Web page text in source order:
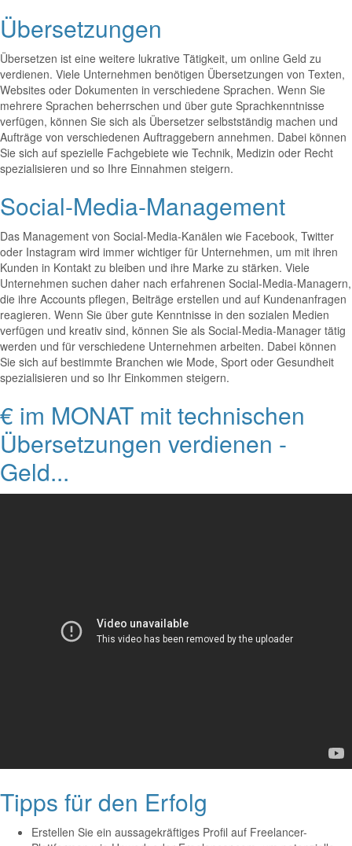
Übersetzungen
Übersetzen ist eine weitere lukrative Tätigkeit, um online Geld zu
verdienen. Viele Unternehmen benötigen Übersetzungen von Texten,
Websites oder Dokumenten in verschiedene Sprachen. Wenn Sie
mehrere Sprachen beherrschen und über gute Sprachkenntnisse
verfügen, können Sie sich als Übersetzer selbstständig machen und
Aufträge von verschiedenen Auftraggebern annehmen. Dabei können
Sie sich auf spezielle Fachgebiete wie Technik, Medizin oder Recht
spezialisieren und so Ihre Einnahmen steigern.
Social-Media-Management
Das Management von Social-Media-Kanälen wie Facebook, Twitter
oder Instagram wird immer wichtiger für Unternehmen, um mit ihren
Kunden in Kontakt zu bleiben und ihre Marke zu stärken. Viele
Unternehmen suchen daher nach erfahrenen Social-Media-Managern,
die ihre Accounts pflegen, Beiträge erstellen und auf Kundenanfragen
reagieren. Wenn Sie über gute Kenntnisse in den sozialen Medien
verfügen und kreativ sind, können Sie als Social-Media-Manager tätig
werden und für verschiedene Unternehmen arbeiten. Dabei können
Sie sich auf bestimmte Branchen wie Mode, Sport oder Gesundheit
spezialisieren und so Ihr Einkommen steigern.
€ im MONAT mit technischen
Übersetzungen verdienen -
Geld...
Tipps für den Erfolg
Erstellen Sie ein aussagekräftiges Profil auf Freelancer-